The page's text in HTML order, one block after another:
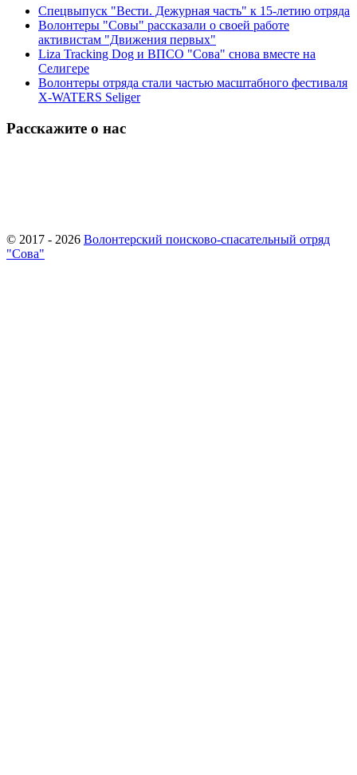
Спецвыпуск "Вести. Дежурная часть" к 15-летию отряда
Волонтеры "Совы" рассказали о своей работе
активистам "Движения первых"
Liza Tracking Dog и ВПСО "Сова" снова вместе на
Селигере
Волонтеры отряда стали частью масштабного фестиваля
X-WATERS Seliger
Расскажите о нас
© 2017 - 2026 Волонтерский поисково-спасательный отряд
"Сова"